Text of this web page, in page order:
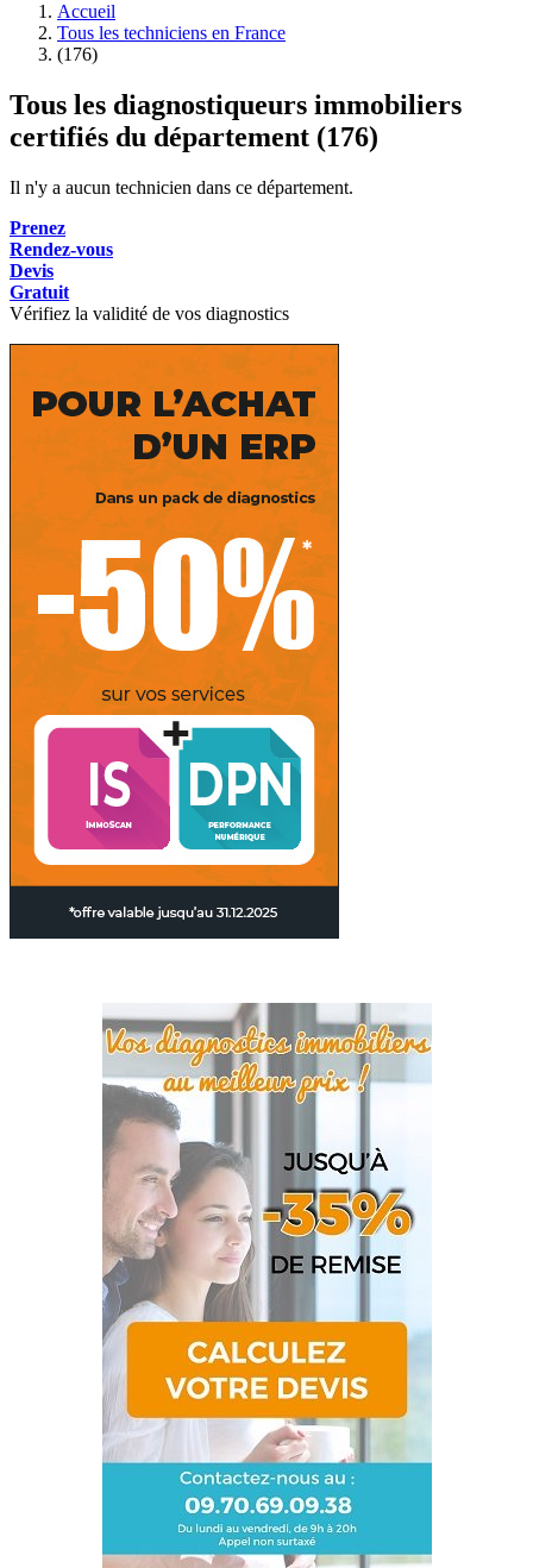
Accueil
Tous les techniciens en France
(176)
Tous les diagnostiqueurs immobiliers
certifiés du département (176)
Il n'y a aucun technicien dans ce département.
Prenez
Rendez-vous
Devis
Gratuit
Vérifiez la validité de vos diagnostics